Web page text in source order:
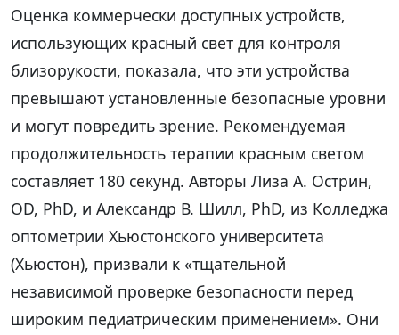
Оценка коммерчески доступных устройств,
использующих красный свет для контроля
близорукости, показала, что эти устройства
превышают установленные безопасные уровни
и могут повредить зрение. Рекомендуемая
продолжительность терапии красным светом
составляет 180 секунд. Авторы Лиза А. Острин,
OD, PhD, и Александр В. Шилл, PhD, из Колледжа
оптометрии Хьюстонского университета
(Хьюстон), призвали к «тщательной
независимой проверке безопасности перед
широким педиатрическим применением». Они